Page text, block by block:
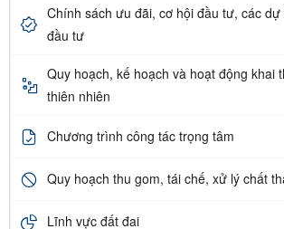
Chính sách ưu đãi, cơ hội đầu tư, các dự
đầu tư
Quy hoạch, kế hoạch và hoạt động khai
thiên nhiên
Chương trình công tác trọng tâm
Quy hoạch thu gom, tái chế, xử lý chất
Lĩnh vực đất đai